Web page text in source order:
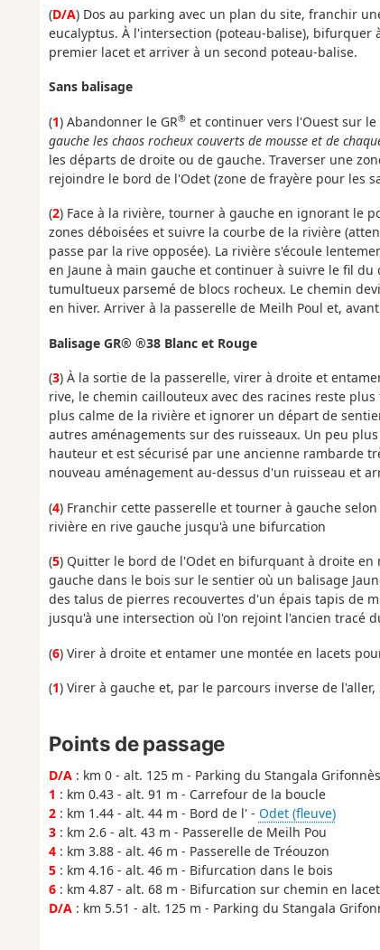
(D/A) Dos au parking avec un plan du site, franchir
eucalyptus. À l'intersection (poteau-balise), bifurquer
premier lacet et arriver à un second poteau-balise.
Sans balisage
(1) Abandonner le GR®et continuer vers l'Ouest sur
gauche les chaos rocheux couverts de mousse et de
les départs de droite ou de gauche. Traverser une
rejoindre le bord de l'Odet (zone de frayère pour les
(2) Face à la rivière, tourner à gauche en ignorant le
zones déboisées et suivre la courbe de la rivière
passe par la rive opposée). La rivière s'écoule
en Jaune à main gauche et continuer à suivre le fil
tumultueux parsemé de blocs rocheux. Le chemin
en hiver. Arriver à la passerelle de Meilh Poul et,
Balisage GR® ®38 Blanc et Rouge
(3) À la sortie de la passerelle, virer à droite et
rive, le chemin caillouteux avec des racines reste
plus calme de la rivière et ignorer un départ de
autres aménagements sur des ruisseaux. Un peu
hauteur et est sécurisé par une ancienne rambarde
nouveau aménagement au-dessus d'un ruisseau et
(4) Franchir cette passerelle et tourner à gauche
rivière en rive gauche jusqu'à une bifurcation
(5) Quitter le bord de l'Odet en bifurquant à droite en
gauche dans le bois sur le sentier où un balisage
des talus de pierres recouvertes d'un épais tapis de
jusqu'à une intersection où l'on rejoint l'ancien tracé
(6) Virer à droite et entamer une montée en lacets
(1) Virer à gauche et, par le parcours inverse de
Points de passage
D/A: km 0 - alt. 125 m - Parking du Stangala
1 : km 0.43 - alt. 91 m - Carrefour de la boucle
2: km 1.44 - alt. 44 m - Bord de l' - Odet (fleuve)
3: km 2.6 - alt. 43 m - Passerelle de Meilh Pou
4: km 3.88 - alt. 46 m - Passerelle de Tréouzon
5: km 4.16 - alt. 46 m - Bifurcation dans le bois
6: km 4.87 - alt. 68 m - Bifurcation sur chemin en
D/A: km 5.51 - alt. 125 m - Parking du Stangala